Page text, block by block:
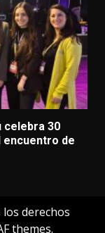
celebra 30
de
derechos
themes.